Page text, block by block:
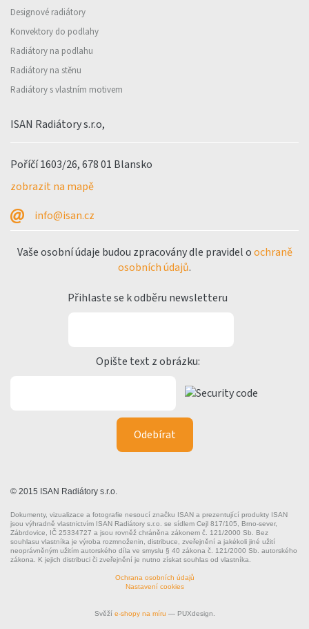
Designové radiátory
Konvektory do podlahy
Radiátory na podlahu
Radiátory na stěnu
Radiátory s vlastním motivem
ISAN Radiátory s.r.o,
Poříčí 1603/26, 678 01 Blansko
zobrazit na mapě
info@isan.cz
Vaše osobní údaje budou zpracovány dle pravidel oochraně
osobních údajů.
Přihlaste se k odběru newsletteru
Opište text z obrázku:
© 2015 ISAN Radiátory s.r.o.
Dokumenty, vizualizace a fotografie nesoucí značku ISAN a prezentující produkty ISAN
jsou výhradně vlastnictvím ISAN Radiátory s.r.o. se sídlem Cejl 817/105, Brno-sever,
Zábrdovice, IČ 25334727 a jsou rovněž chráněna zákonem č. 121/2000 Sb. Bez
souhlasu vlastníka je výroba rozmnoženin, distribuce, zveřejnění a jakékoli jiné užití
neoprávněným užitím autorského díla ve smyslu § 40 zákona č. 121/2000 Sb. autorského
zákona. K jejich distribuci či zveřejnění je nutno získat souhlas od vlastníka.
Ochrana osobních údajů
Nastavení cookies
Svěží e-shopy na míru — PUXdesign.